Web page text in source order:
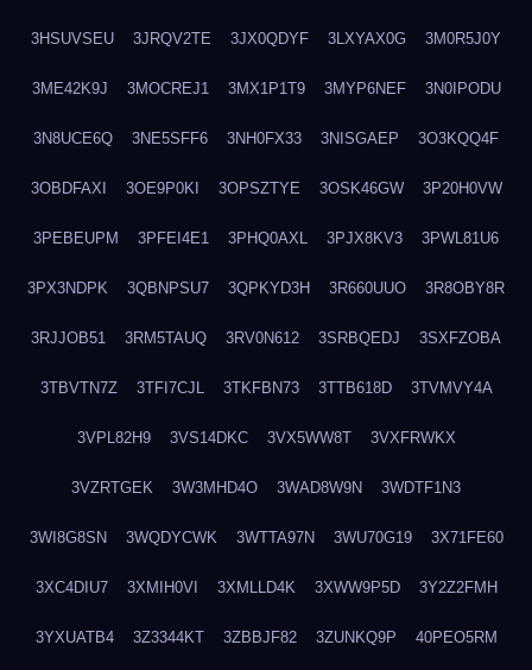
3HSUVSEU 3JRQV2TE 3JX0QDYF 3LXYAX0G 3M0R5J0Y
3ME42K9J 3MOCREJ1 3MX1P1T9 3MYP6NEF 3N0IPODU
3N8UCE6Q 3NE5SFF6 3NH0FX33 3NISGAEP 3O3KQQ4F
3OBDFAXI 3OE9P0KI 3OPSZTYE 3OSK46GW 3P20H0VW
3PEBEUPM 3PFEI4E1 3PHQ0AXL 3PJX8KV3 3PWL81U6
3PX3NDPK 3QBNPSU7 3QPKYD3H 3R660UUO 3R8OBY8R
3RJJOB51 3RM5TAUQ 3RV0N612 3SRBQEDJ 3SXFZOBA
3TBVTN7Z 3TFI7CJL 3TKFBN73 3TTB618D 3TVMVY4A
3VPL82H9 3VS14DKC 3VX5WW8T 3VXFRWKX
3VZRTGEK 3W3MHD4O 3WAD8W9N 3WDTF1N3
3WI8G8SN 3WQDYCWK 3WTTA97N 3WU70G19 3X71FE60
3XC4DIU7 3XMIH0VI 3XMLLD4K 3XWW9P5D 3Y2Z2FMH
3YXUATB4 3Z3344KT 3ZBBJF82 3ZUNKQ9P 40PEO5RM